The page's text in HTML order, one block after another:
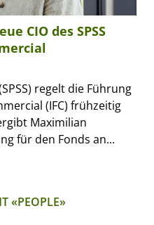
CIO des SPSS
regelt die Führung
(IFC) frühzeitig
Maximilian
für den Fonds an...
«PEOPLE»